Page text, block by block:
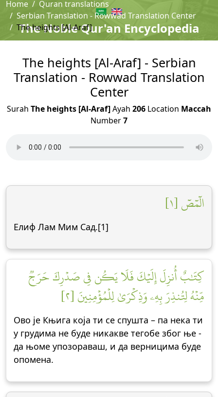
The Noble Qur'an Encyclopedia
Home
Quran translations
Serbian Translation - Rowwad Translation Center
The heights [Al-Araf]
The heights [Al-Araf] - Serbian
Translation - Rowwad Translation
Center
Surah The heights [Al-Araf]Ayah 206 Location Maccah
Number7
الٓمٓصٓ [١]
Елиф Лам Мим Сад.[1]
كِتَٰبٌ أُنزِلَ إِلَيۡكَ فَلَا يَكُن فِي صَدۡرِكَ حَرَجٞ
مِّنۡهُ لِتُنذِرَ بِهِۦ وَذِكۡرَىٰ لِلۡمُؤۡمِنِينَ [٢]
Ово је Књига која ти се спушта – па нека ти
у грудима не буде никакве тегобе због ње -
да њоме упозораваш, и да верницима буде
опомена.